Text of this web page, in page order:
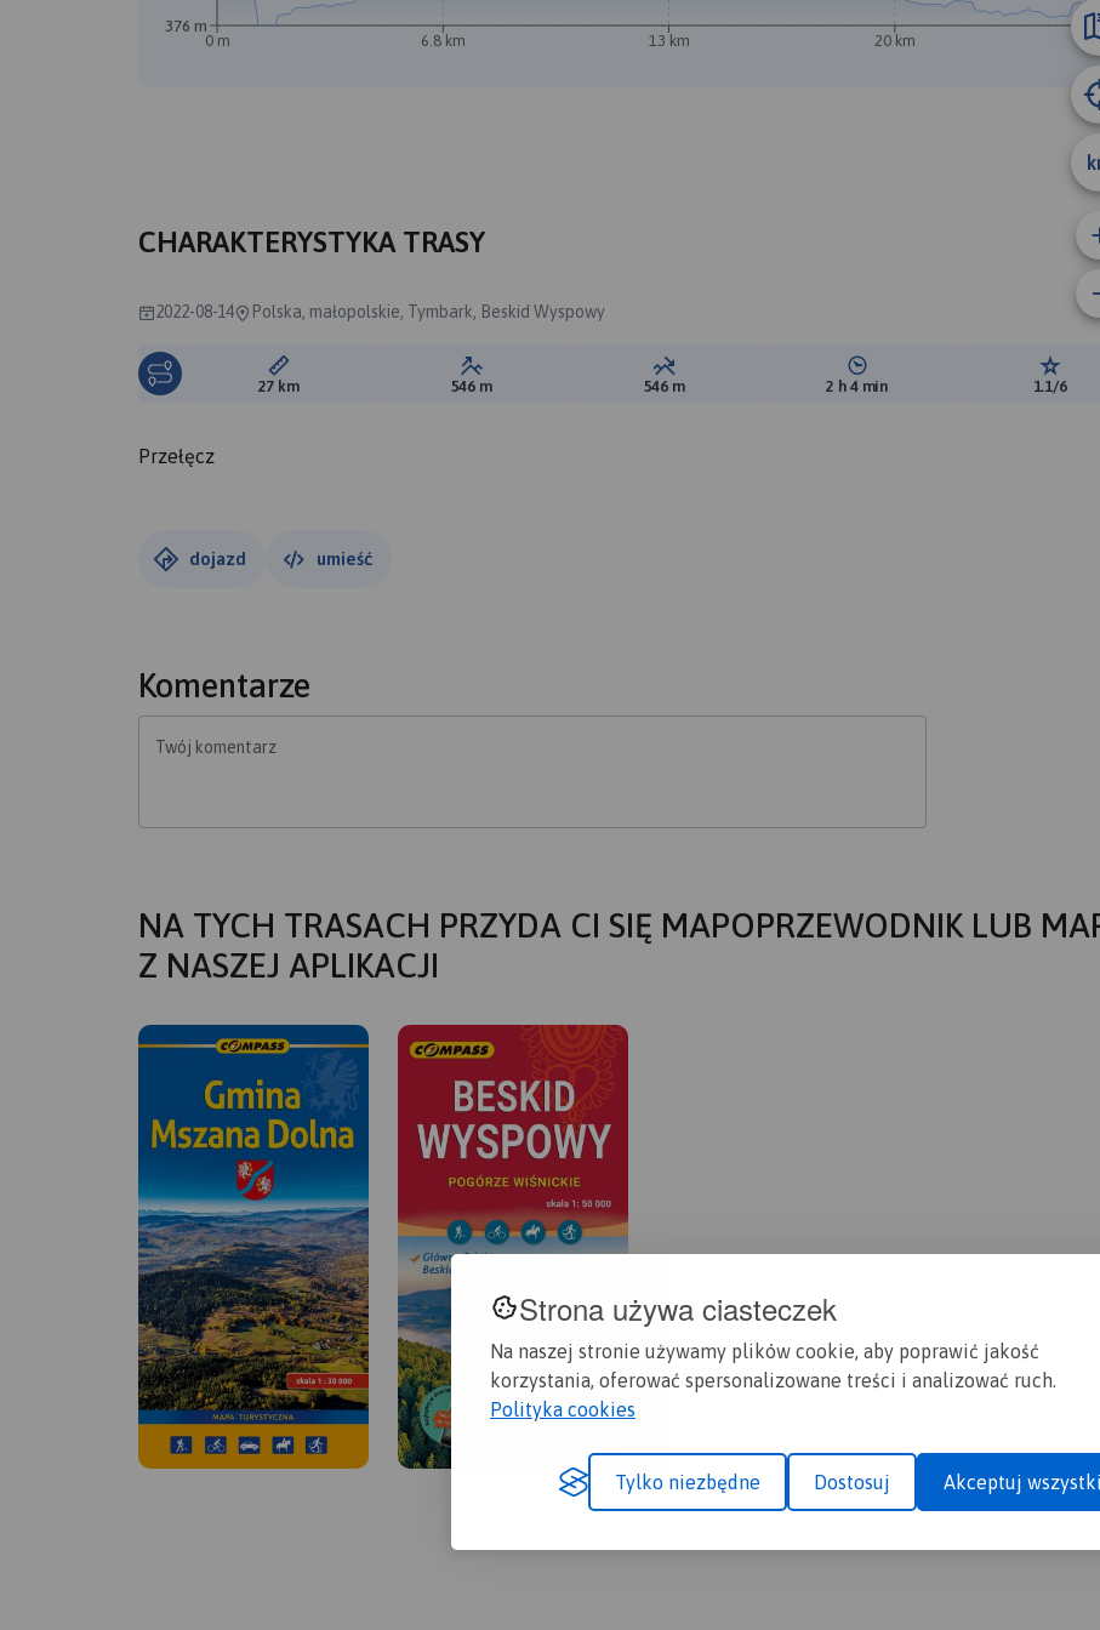
Strona używa ciasteczek
Na naszej stronie używamy plików cookie, aby poprawić jakość
korzystania, oferować spersonalizowane treści i analizować ruch.
Polityka cookies
Tylko niezbędne Dostosuj Akceptuj
0 m 6.8 km 13 km 20 km
376 m
CHARAKTERYSTYKA TRASY
2022-08-14 Polska, małopolskie, Tymbark, Beskid Wyspowy
Długość trasy:
27 km Suma przewyższeń:
546 m Suma spadków:
546 m Średni czas potrzebny na
2 h 4 min Ocena
1.1/6
Przełęcz
dojazd umieść
Komentarze
Twój komentarz
NA TYCH TRASACH PRZYDA CI SIĘ MAPOPRZEWODNIK LUB
Z NASZEJ APLIKACJI